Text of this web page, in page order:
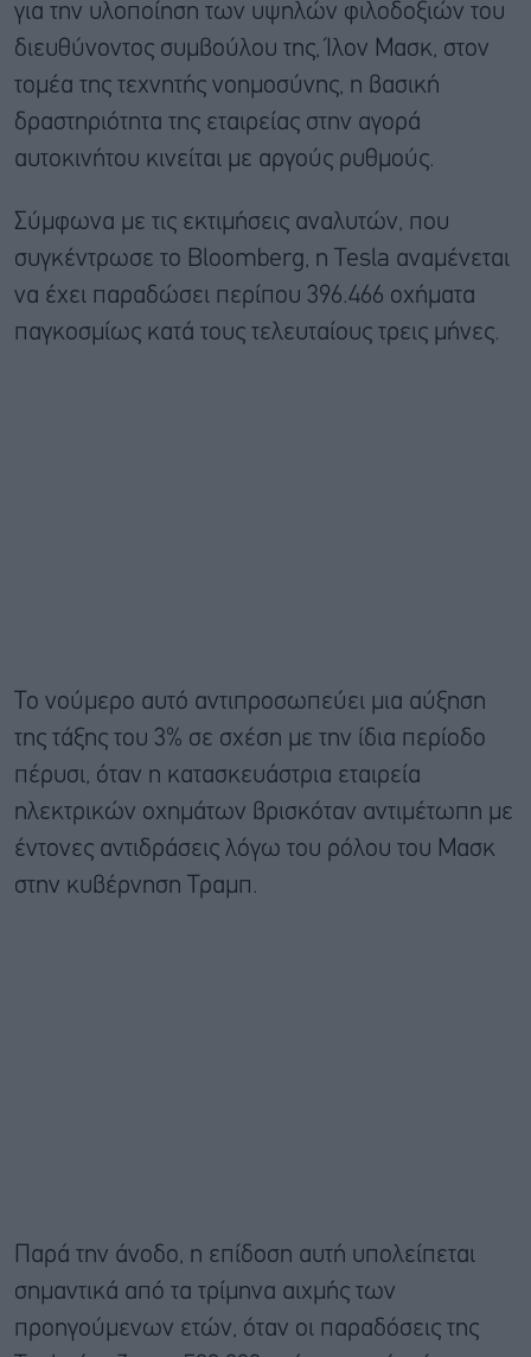
για την υλοποίηση των υψηλών φιλοδοξιών του
διευθύνοντος συμβούλου της, Ίλον Μασκ, στον
τομέα της τεχνητής νοημοσύνης, η βασική
δραστηριότητα της εταιρείας στην αγορά
αυτοκινήτου κινείται με αργούς ρυθμούς.
Σύμφωνα με τις εκτιμήσεις αναλυτών, που
συγκέντρωσε το Bloomberg, η Tesla αναμένεται
να έχει παραδώσει περίπου 396.466 οχήματα
παγκοσμίως κατά τους τελευταίους τρεις μήνες.
Το νούμερο αυτό αντιπροσωπεύει μια αύξηση
της τάξης του 3% σε σχέση με την ίδια περίοδο
πέρυσι, όταν η κατασκευάστρια εταιρεία
ηλεκτρικών οχημάτων βρισκόταν αντιμέτωπη με
έντονες αντιδράσεις λόγω του ρόλου του Μασκ
στην κυβέρνηση Τραμπ.
Παρά την άνοδο, η επίδοση αυτή υπολείπεται
σημαντικά από τα τρίμηνα αιχμής των
προηγούμενων ετών, όταν οι παραδόσεις της